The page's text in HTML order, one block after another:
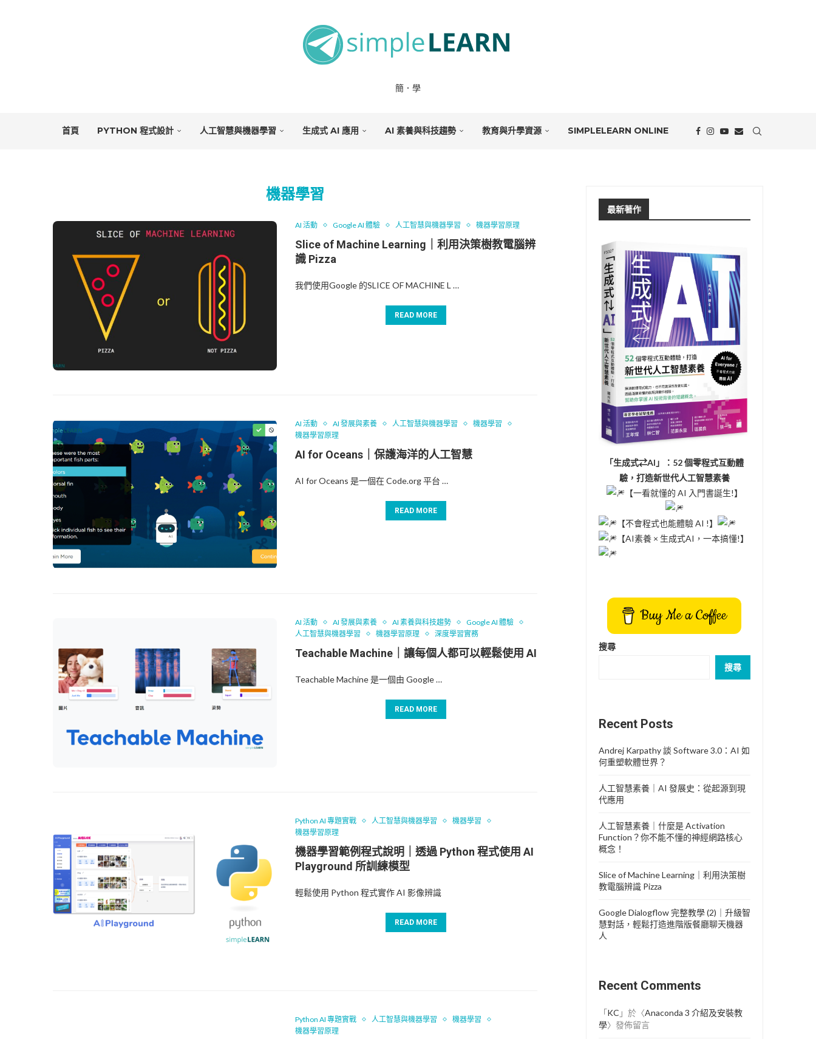
簡．學
首頁 PYTHON 程式設計 人工智慧與機器學習 生成式 AI 應用 AI 素養與科技趨勢 教育與升學資源 SIMPLELEARN ONLINE
機器學習
AI 活動 Google AI 體驗 人工智慧與機器學習 機器學習原理
Slice of Machine Learning｜利用決策樹教電腦辨
識 Pizza
我們使用Google 的SLICE OF MACHINE L …
READ MORE
AI 活動 AI 發展與素養 人工智慧與機器學習
機器學習
機器學習原理
AI for Oceans｜保護海洋的人工智慧
AI for Oceans 是一個在 Code.org 平台 …
READ MORE
AI 活動 AI 發展與素養 AI 素養與科技趨勢
Google AI 體驗
人工智慧與機器學習
機器學習原理 深度學習實務
Teachable Machine｜讓每個人都可以輕鬆使用 AI
Teachable Machine 是一個由 Google …
READ MORE
Python AI 專題實戰 人工智慧與機器學習
機器學習
機器學習原理
機器學習範例程式說明｜透過 Python 程式使用 AI
Playground 所訓練模型
輕鬆使用 Python 程式實作 AI 影像辨識
READ MORE
Python AI 專題實戰 人工智慧與機器學習
機器學習
機器學習原理
最新著作
「生成式⇄AI」：52 個零程式互動體
驗，打造新世代人工智慧素養
【一看就懂的 AI 入門書誕生!】
【不會程式也能體驗 AI !】
【AI素養 × 生成式AI，一本搞懂!】
Buy Me a Coffee
搜尋
搜尋
Recent Posts
Andrej Karpathy 談 Software 3.0：AI 如
何重塑軟體世界？
人工智慧素養｜AI 發展史：從起源到現
代應用
人工智慧素養｜什麼是 Activation
Function？你不能不懂的神經網路核心
概念！
Slice of Machine Learning｜利用決策樹
教電腦辨識 Pizza
Google Dialogflow 完整教學 (2)｜升級智
慧對話，輕鬆打造進階版餐廳聊天機器
人
Recent Comments
「KC 」於〈Anaconda 3 介紹及安裝教
學〉發佈留言